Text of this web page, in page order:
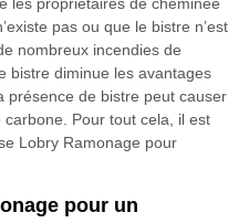
les propriétaires de cheminée
pas ou que le bistre n’est
nombreux incendies de
bistre diminue les avantages
présence de bistre peut causer
Pour tout cela, il est
Lobry Ramonage pour
pour un